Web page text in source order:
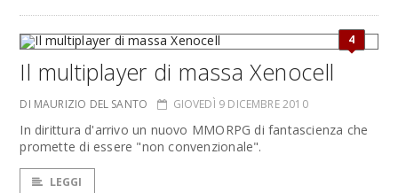
4
Il multiplayer di massa Xenocell
DI MAURIZIO DEL SANTO GIOVEDÌ 9 DICEMBRE 2010
In dirittura d'arrivo un nuovo MMORPG di fantascienza che
promette di essere "non convenzionale".
LEGGI